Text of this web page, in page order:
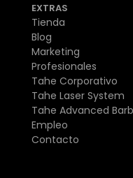
EXTRAS
Tienda
Blog
Marketing
Profesionales
Tahe Corporativo
Tahe Laser System
Tahe Advanced
Empleo
Contacto